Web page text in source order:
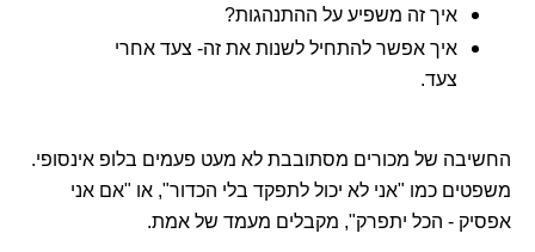
איך זה משפיע על ההתנהגות?
איך אפשר להתחיל לשנות את זה- צעד אחרי
צעד.
החשיבה של מכורים מסתובבת לא מעט פעמים בלופ אינסופי.
משפטים כמו "אני לא יכול לתפקד בלי הכדור", או "אם אני
אפסיק - הכל יתפרק", מקבלים מעמד של אמת.